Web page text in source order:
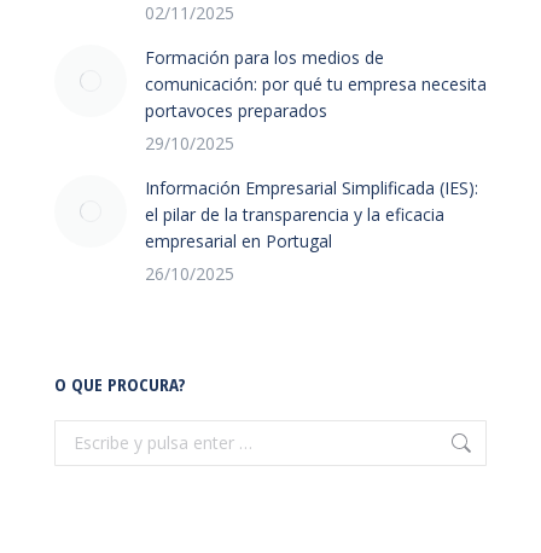
02/11/2025
Formación para los medios de
comunicación: por qué tu empresa necesita
portavoces preparados
29/10/2025
Información Empresarial Simplificada (IES):
el pilar de la transparencia y la eficacia
empresarial en Portugal
26/10/2025
O QUE PROCURA?
Buscar: